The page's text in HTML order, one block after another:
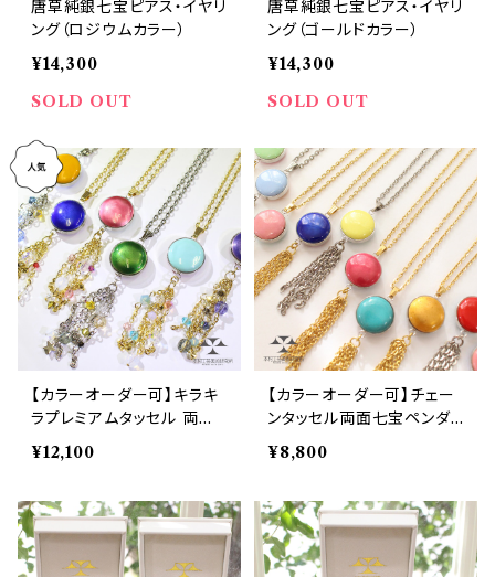
唐草純銀七宝ピアス・イヤリ
ング（ロジウムカラー）
¥14,300
SOLD OUT
唐草純銀七宝ピアス・イヤリ
ング（ゴールドカラー）
¥14,300
SOLD OUT
【カラーオーダー可】キラキ
ラプレミアムタッセル 両面
七宝ペンダント
¥12,100
【カラーオーダー可】チェー
ンタッセル両面七宝ペンダ
ント
¥8,800